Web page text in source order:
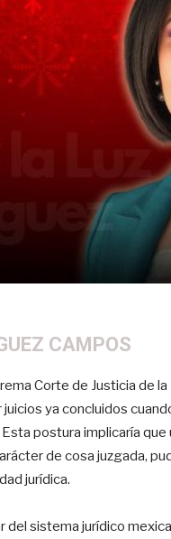
CAMPOS
Corte de Justicia de
ya concluidos
postura implicaría
de cosa juzgada,
jurídica.
del sistema jurídico